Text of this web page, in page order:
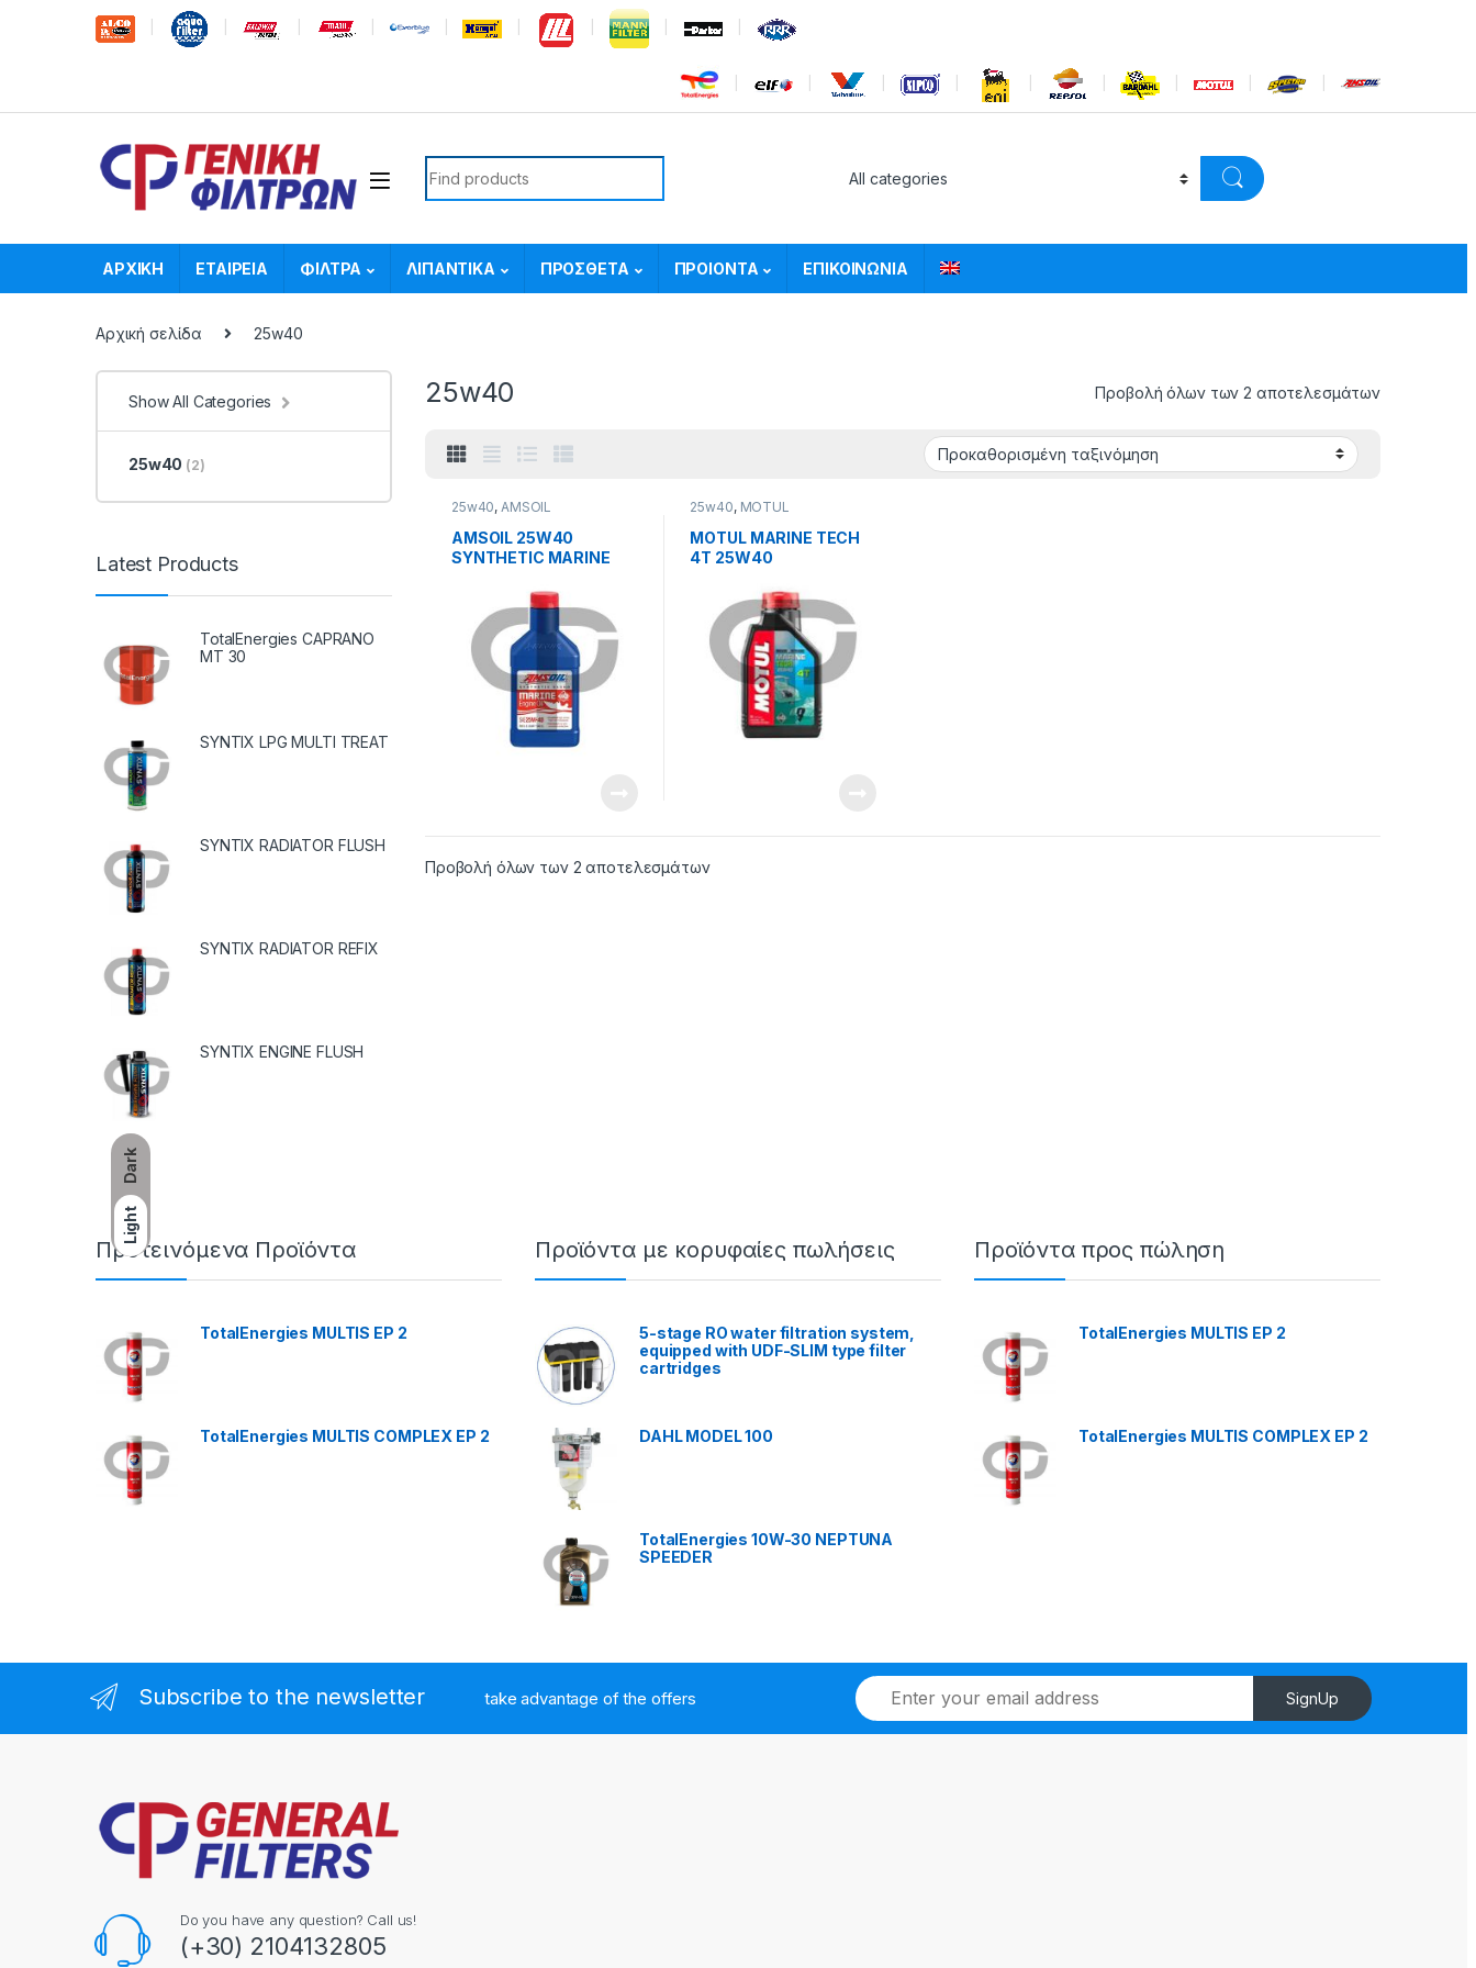
Dark
Light
Skip to navigation
Skip to content
Search for:
ΑΡΧΙΚΗ ΕΤΑΙΡΕΙΑ ΦΙΛΤΡΑ ΛΙΠΑΝΤΙΚΑ ΠΡΟΣΘΕΤΑ ΠΡΟΙΟΝΤΑ ΕΠΙΚΟΙΝΩΝΙΑ
Αρχική σελίδα 25w40
25w40 Προβολή όλων των 2 αποτελεσμάτων
25w40,AMSOIL
AMSOIL 25W40
SYNTHETIC MARINE
25w40, MOTUL
MOTUL MARINE TECH
4T 25W40
Προβολή όλων των 2 αποτελεσμάτων
Show All Categories
25w40 (2)
Latest Products
TotalEnergies CAPRANO
MT 30
SYNTIX LPG MULTI TREAT
SYNTIX RADIATOR FLUSH
SYNTIX RADIATOR REFIX
SYNTIX ENGINE FLUSH
Προτεινόμενα Προϊόντα
TotalEnergies MULTIS EP 2
TotalEnergies MULTIS COMPLEX EP 2
Προϊόντα με κορυφαίες πωλήσεις
5-stage RO water filtration system,
equipped with UDF-SLIM type filter
cartridges
DAHL MODEL 100
TotalEnergies 10W-30 NEPTUNA
SPEEDER
Προϊόντα προς πώληση
TotalEnergies MULTIS EP 2
TotalEnergies MULTIS COMPLEX EP 2
Subscribe to the newsletter take advantage of the offers SignUp
Do you have any question? Call us!
(+30) 2104132805